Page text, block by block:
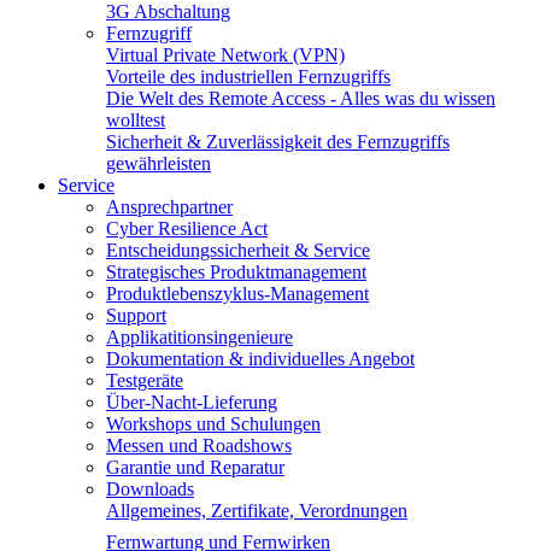
3G Abschaltung
Fernzugriff
Virtual Private Network (VPN)
Vorteile des industriellen Fernzugriffs
Die Welt des Remote Access - Alles was du wissen
wolltest
Sicherheit & Zuverlässigkeit des Fernzugriffs
gewährleisten
Service
Ansprechpartner
Cyber Resilience Act
Entscheidungssicherheit & Service
Strategisches Produktmanagement
Produktlebenszyklus-Management
Support
Applikatitionsingenieure
Dokumentation & individuelles Angebot
Testgeräte
Über-Nacht-Lieferung
Workshops und Schulungen
Messen und Roadshows
Garantie und Reparatur
Downloads
Allgemeines, Zertifikate, Verordnungen
Fernwartung und Fernwirken